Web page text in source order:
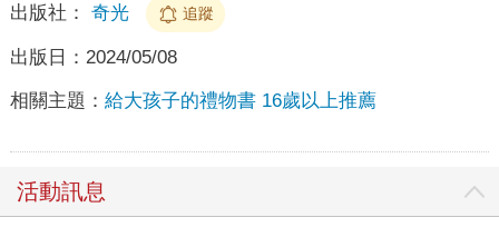
出版社： 奇光 追蹤
出版日： 2024/05/08
相關主題： 給大孩子的禮物書 16歲以上推薦
活動訊息